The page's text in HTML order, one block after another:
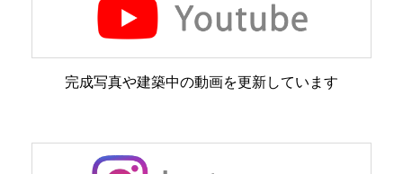
完成写真や建築中の動画を更新しています